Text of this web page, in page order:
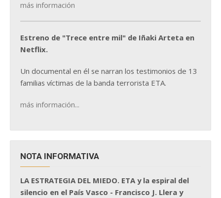
más información
Estreno de "Trece entre mil" de Iñaki Arteta en
Netflix.
Un documental en él se narran los testimonios de 13
familias víctimas de la banda terrorista ETA.
más información...
NOTA INFORMATIVA
LA ESTRATEGIA DEL MIEDO. ETA y la espiral del
silencio en el País Vasco - Francisco J. Llera y